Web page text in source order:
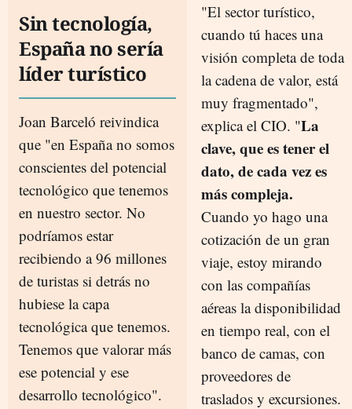
Sin tecnología,
España no sería
líder turístico
Joan Barceló reivindica
que "en España no somos
conscientes del potencial
tecnológico que tenemos
en nuestro sector. No
podríamos estar
recibiendo a 96 millones
de turistas si detrás no
hubiese la capa
tecnológica que tenemos.
Tenemos que valorar más
ese potencial y ese
desarrollo tecnológico".
"El sector turístico,
cuando tú haces una
visión completa de toda
la cadena de valor, está
muy fragmentado",
explica el CIO. "La
clave, que es tener el
dato, de cada vez es
más compleja.
Cuando yo hago una
cotización de un gran
viaje, estoy mirando
con las compañías
aéreas la disponibilidad
en tiempo real, con el
banco de camas, con
proveedores de
traslados y excursiones.